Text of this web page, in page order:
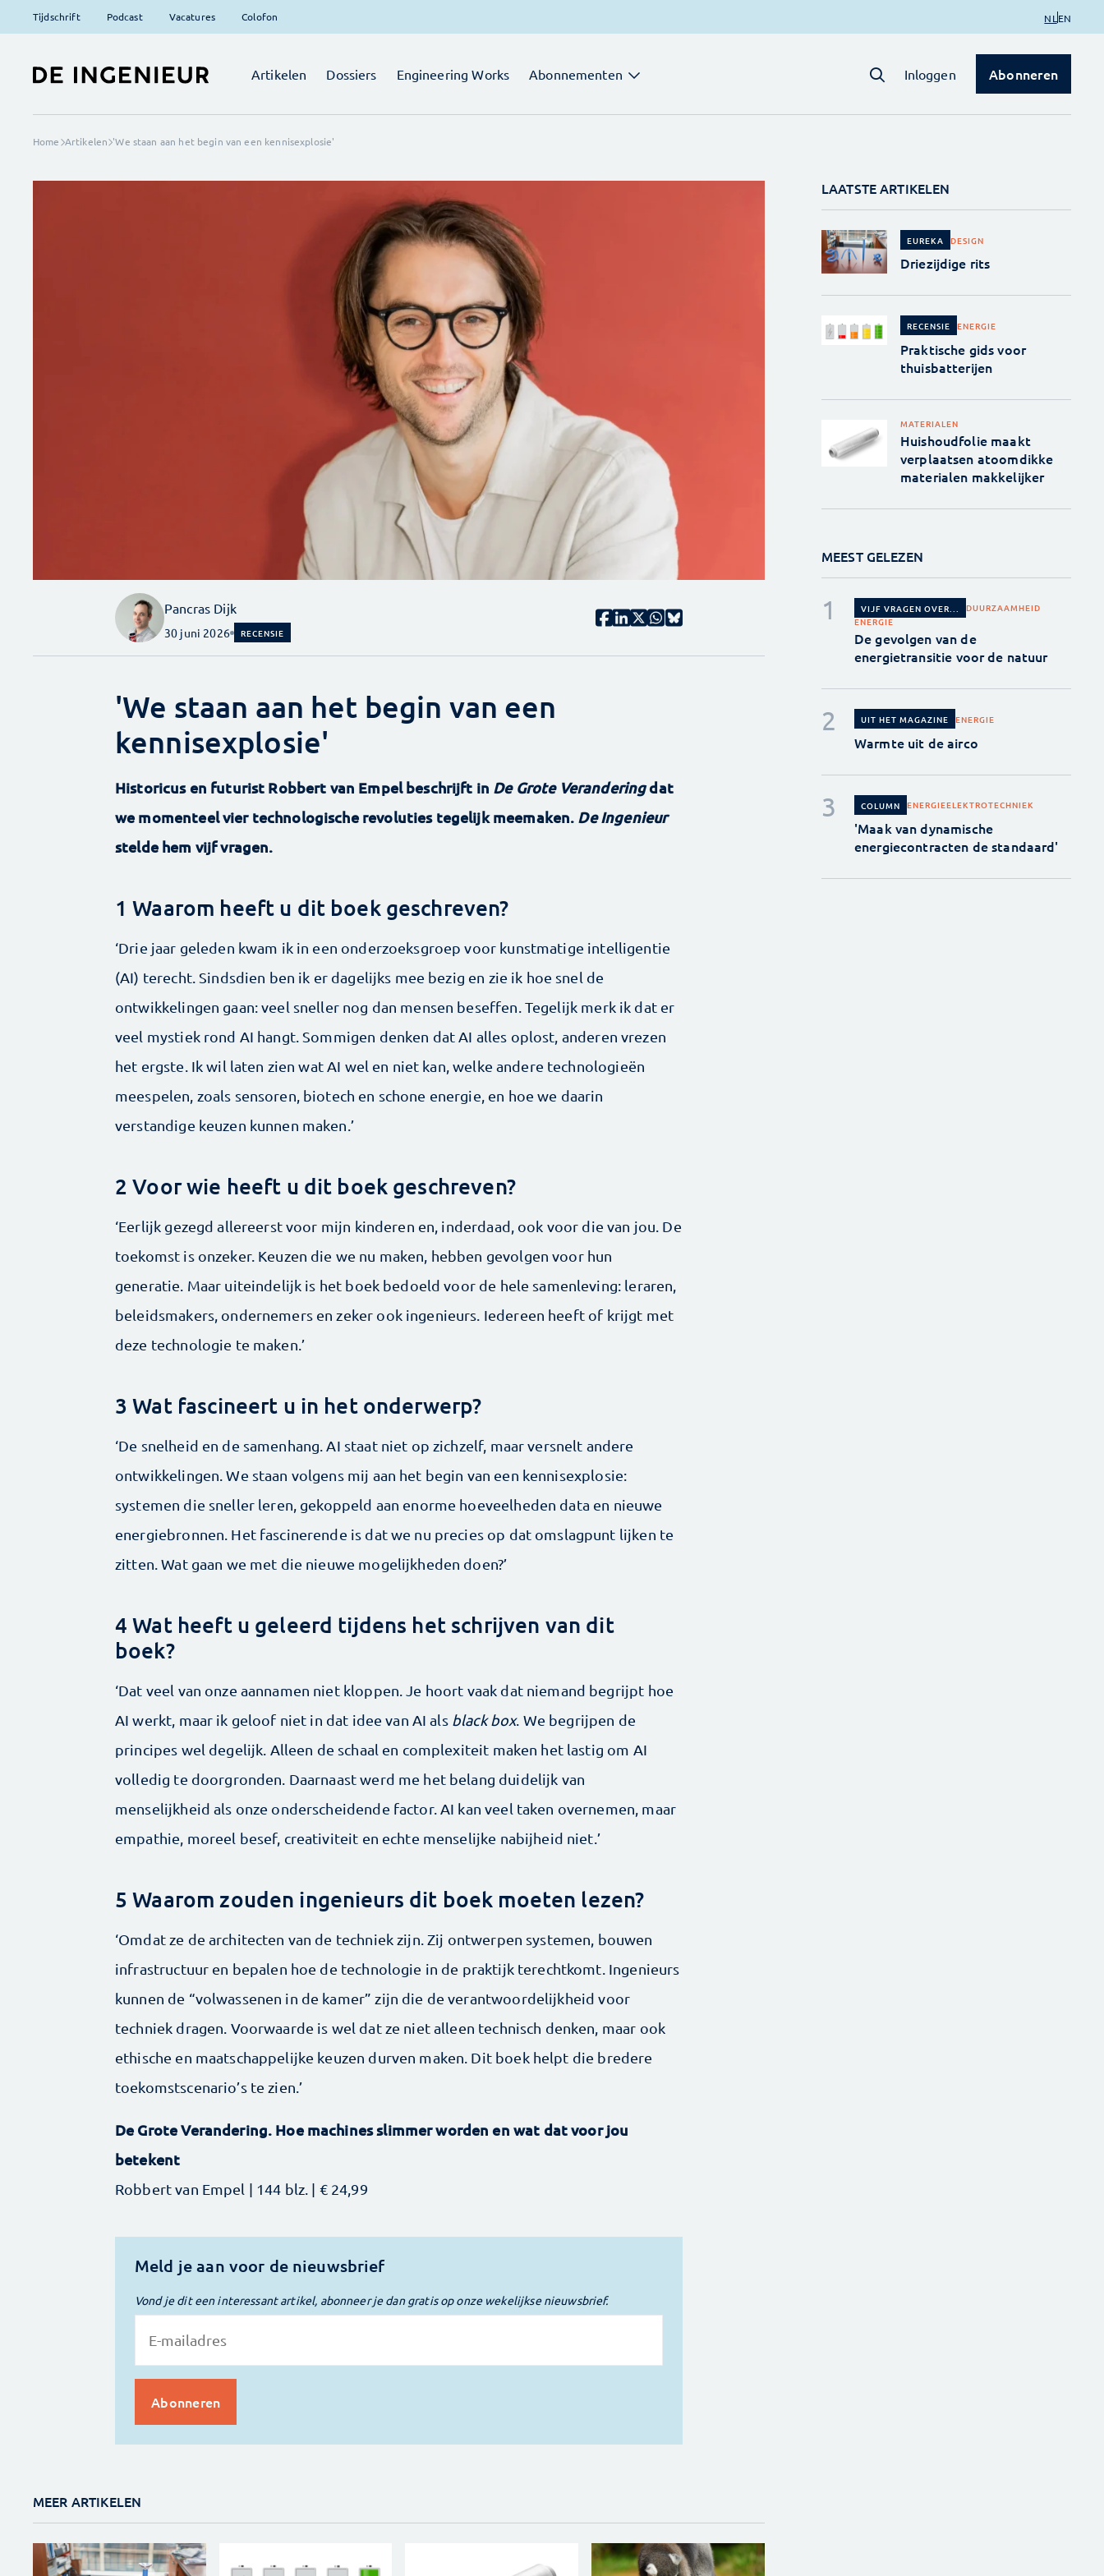
Tijdschrift Podcast Vacatures Colofon NL EN
Artikelen Dossiers Engineering Works Abonnementen Inloggen Abonneren
Home Artikelen 'We staan aan het begin van een kennisexplosie'
Pancras Dijk
30 juni 2026 RECENSIE
'We staan aan het begin van een
kennisexplosie'
Historicus en futurist Robbert van Empel beschrijft in De Grote Veranderingdat
we momenteel vier technologische revoluties tegelijk meemaken. De Ingenieur
stelde hem vijf vragen.
1 Waarom heeft u dit boek geschreven?
‘Drie jaar geleden kwam ik in een onderzoeksgroep voor kunstmatige intelligentie
(AI) terecht. Sindsdien ben ik er dagelijks mee bezig en zie ik hoe snel de
ontwikkelingen gaan: veel sneller nog dan mensen beseffen. Tegelijk merk ik dat er
veel mystiek rond AI hangt. Sommigen denken dat AI alles oplost, anderen vrezen
het ergste. Ik wil laten zien wat AI wel en niet kan, welke andere technologieën
meespelen, zoals sensoren, biotech en schone energie, en hoe we daarin
verstandige keuzen kunnen maken.’
2 Voor wie heeft u dit boek geschreven?
‘Eerlijk gezegd allereerst voor mijn kinderen en, inderdaad, ook voor die van jou. De
toekomst is onzeker. Keuzen die we nu maken, hebben gevolgen voor hun
generatie. Maar uiteindelijk is het boek bedoeld voor de hele samenleving: leraren,
beleidsmakers, ondernemers en zeker ook ingenieurs. Iedereen heeft of krijgt met
deze technologie te maken.’
3 Wat fascineert u in het onderwerp?
‘De snelheid en de samenhang. AI staat niet op zichzelf, maar versnelt andere
ontwikkelingen. We staan volgens mij aan het begin van een kennisexplosie:
systemen die sneller leren, gekoppeld aan enorme hoeveelheden data en nieuwe
energiebronnen. Het fascinerende is dat we nu precies op dat omslagpunt lijken te
zitten. Wat gaan we met die nieuwe mogelijkheden doen?’
4 Wat heeft u geleerd tijdens het schrijven van dit
boek?
‘Dat veel van onze aannamen niet kloppen. Je hoort vaak dat niemand begrijpt hoe
AI werkt, maar ik geloof niet in dat idee van AI als black box. We begrijpen de
principes wel degelijk. Alleen de schaal en complexiteit maken het lastig om AI
volledig te doorgronden. Daarnaast werd me het belang duidelijk van
menselijkheid als onze onderscheidende factor. AI kan veel taken overnemen, maar
empathie, moreel besef, creativiteit en echte menselijke nabijheid niet.’
5 Waarom zouden ingenieurs dit boek moeten lezen?
‘Omdat ze de architecten van de techniek zijn. Zij ontwerpen systemen, bouwen
infrastructuur en bepalen hoe de technologie in de praktijk terechtkomt. Ingenieurs
kunnen de “volwassenen in de kamer” zijn die de verantwoordelijkheid voor
techniek dragen. Voorwaarde is wel dat ze niet alleen technisch denken, maar ook
ethische en maatschappelijke keuzen durven maken. Dit boek helpt die bredere
toekomstscenario’s te zien.’
De Grote Verandering. Hoe machines slimmer worden en wat dat voor jou
betekent
Robbert van Empel | 144 blz. | € 24,99
Meld je aan voor de nieuwsbrief
Vond je dit een interessant artikel, abonneer je dan gratis op onze wekelijkse nieuwsbrief.
MEER ARTIKELEN
LAATSTE ARTIKELEN
EUREKA DESIGN
Driezijdige rits
RECENSIE ENERGIE
Praktische gids voor
thuisbatterijen
MATERIALEN
Huishoudfolie maakt
verplaatsen atoomdikke
materialen makkelijker
MEEST GELEZEN
VIJF VRAGEN OVER...
DUURZAAMHEID
ENERGIE
De gevolgen van de
energietransitie voor de natuur
UIT HET MAGAZINE ENERGIE
Warmte uit de airco
COLUMN ENERGIEELEKTROTECHNIEK
'Maak van dynamische
energiecontracten de standaard'